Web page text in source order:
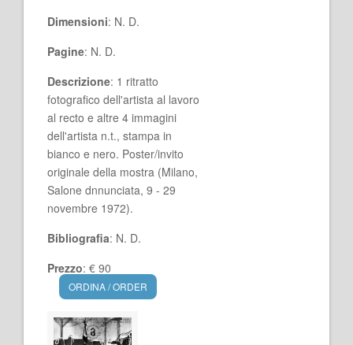
Dimensioni: N. D.
Pagine: N. D.
Descrizione: 1 ritratto
fotografico dell'artista al lavoro
al recto e altre 4 immagini
dell'artista n.t., stampa in
bianco e nero. Poster/invito
originale della mostra (Milano,
Salone dnnunciata, 9 - 29
novembre 1972).
Bibliografia: N. D.
Prezzo: € 90
ORDINA / ORDER